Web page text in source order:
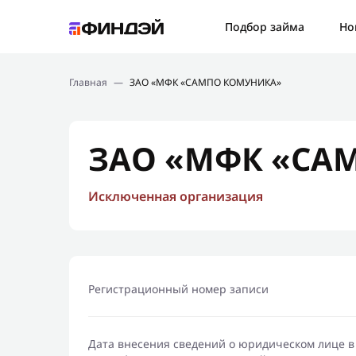
Подбор займа
Новости
Главная — ЗАО «МФК «САМПО КОМУНИКА»
ЗАО «МФК
Исключенная организация
Регистрационный номер записи
Дата внесения сведений о юридическом лице